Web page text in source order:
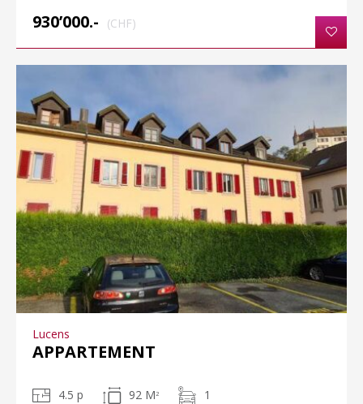
930’000.- (CHF)
Lucens
APPARTEMENT
4.5 p 92 M 2 1